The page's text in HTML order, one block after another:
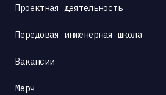
Проектная деятельность
Передовая инженерная школа
Вакансии
Мерч